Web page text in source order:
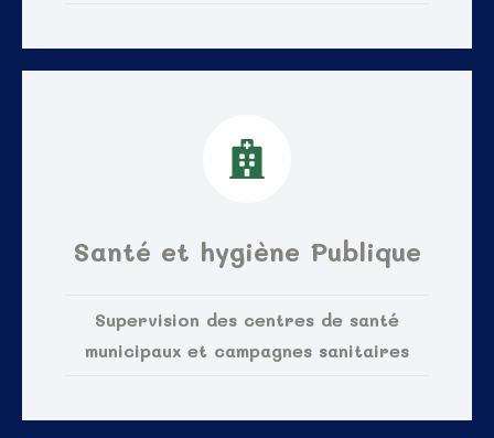
Santé et hygiène Publique
Supervision des centres de santé
municipaux et campagnes sanitaires